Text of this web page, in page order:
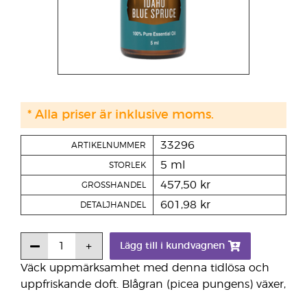
Väck uppmärksamhet med denna tidlösa och
uppfriskande doft. Blågran (picea pungens) växer,
ARTIKELNUMMER 33296
STORLEK 5 ml
GROSSHANDEL 457,50 kr
DETALJHANDEL 601,98 kr
Lägg till i kundvagnen
* Alla priser är inklusive moms.